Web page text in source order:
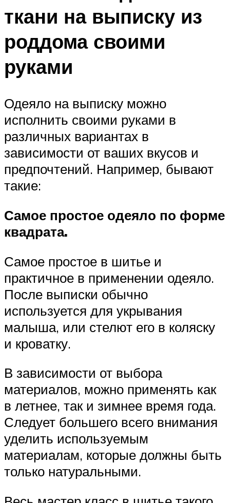
ткани на выписку из
роддома своими
руками
Одеяло на выписку можно
исполнить своими руками в
различных вариантах в
зависимости от ваших вкусов и
предпочтений. Например, бывают
такие:
Самое простое одеяло по форме
квадрата.
Самое простое в шитье и
практичное в применении одеяло.
После выписки обычно
используется для укрывания
малыша, или стелют его в коляску
и кроватку.
В зависимости от выбора
материалов, можно применять как
в летнее, так и зимнее время года.
Следует большего всего внимания
уделить используемым
материалам, которые должны быть
только натуральными.